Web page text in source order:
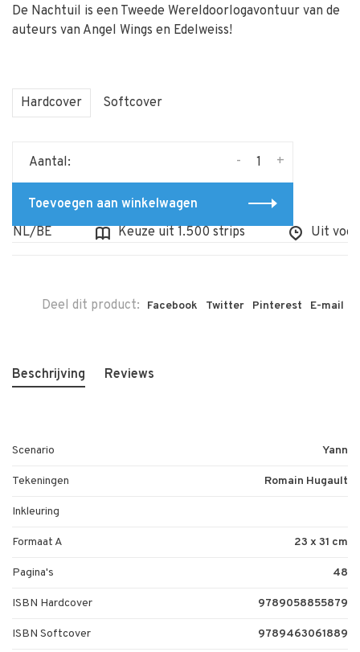
De Nachtuil is een Tweede Wereldoorlogavontuur van de
auteurs van Angel Wings en Edelweiss!
Hardcover Softcover
Aantal: +
-
Toevoegen aan winkelwagen
BE
Keuze uit 1.500 strips Uit
Deel dit product: Facebook Twitter Pinterest E-mail
Beschrijving Reviews
Scenario Yann
Tekeningen Romain Hugault
Inkleuring
Formaat A 23 x 31 cm
Pagina's 48
ISBN Hardcover 9789058855879
ISBN Softcover 9789463061889